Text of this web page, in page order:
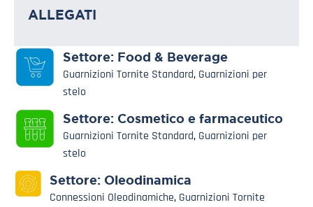
ALLEGATI
Settore: Food & Beverage
Guarnizioni Tornite Standard, Guarnizioni per
stelo
Settore: Cosmetico e farmaceutico
Guarnizioni Tornite Standard, Guarnizioni per
stelo
Settore: Oleodinamica
Connessioni Oleodinamiche, Guarnizioni Tornite